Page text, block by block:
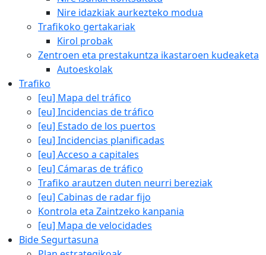
Nire idazkiak aurkezteko modua
Trafikoko gertakariak
Kirol probak
Zentroen eta prestakuntza ikastaroen kudeaketa
Autoeskolak
Trafiko
[eu] Mapa del tráfico
[eu] Incidencias de tráfico
[eu] Estado de los puertos
[eu] Incidencias planificadas
[eu] Acceso a capitales
[eu] Cámaras de tráfico
Trafiko arautzen duten neurri bereziak
[eu] Cabinas de radar fijo
Kontrola eta Zaintzeko kanpania
[eu] Mapa de velocidades
Bide Segurtasuna